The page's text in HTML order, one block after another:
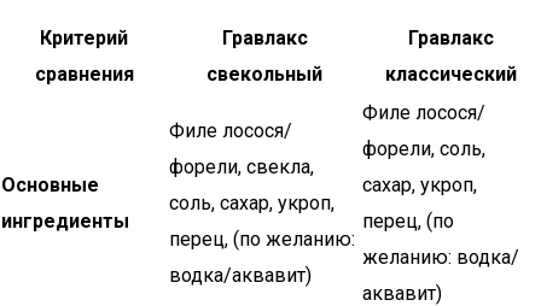
Критерий
сравнения
Гравлакс
свекольный
Гравлакс
классический
Основные
ингредиенты
Филе лосося/
форели, свекла,
соль, сахар, укроп,
перец, (по желанию:
водка/аквавит)
Филе лосося/
форели, соль,
сахар, укроп,
перец, (по
желанию: водка/
аквавит)